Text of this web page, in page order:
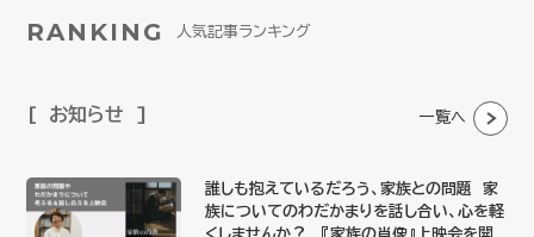
RANKING 人気記事ランキング
お知らせ 一覧へ
誰しも抱えているだろう、家族との問題 家
族についてのわだかまりを話し合い、心を軽
くしませんか？ 『家族の肖像』上映会を開